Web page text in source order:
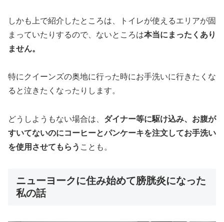
しかも上で紹介したところは、トイレが使えるエリアが固
まっていたりするので、ないところは本当にまったくあり
ません。
特にクイーンズの奥地に行った時にお手洗いに行きたくな
ると泣きたくなったりします。
どうしようもない場合は、 ダイナー等に駆け込み、お腹が
すいてないのにコーヒーとパンケーキを注文してお手洗い
を使用させてもらう ことも。
ニューヨークに住み始めて膀胱炎になった
私の話